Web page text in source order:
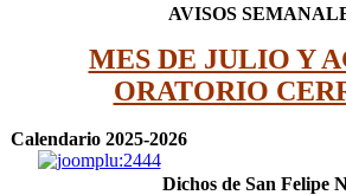
AVISOS
MES DE JULIO Y
ORATORIO
Calendario 2025-2026
Dichos de San Felipe